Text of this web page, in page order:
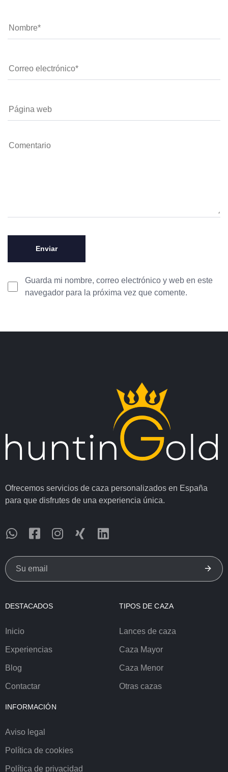
Guarda mi nombre, correo electrónico y web en este
navegador para la próxima vez que comente.
Ofrecemos servicios de caza personalizados en España
para que disfrutes de una experiencia única.
DESTACADOS
Inicio
Experiencias
Blog
Contactar
TIPOS DE CAZA
Lances de caza
Caza Mayor
Caza Menor
Otras cazas
INFORMACIÓN
Aviso legal
Política de cookies
Política de privacidad